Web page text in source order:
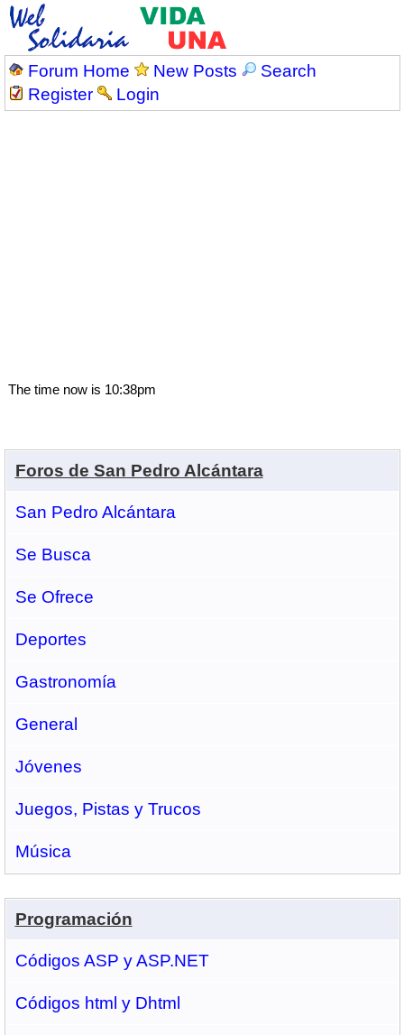
Forum Home New Posts
Search
Register
Login
The time now is 10:38pm
Foros de San Pedro Alcántara
San Pedro Alcántara
Se Busca
Se Ofrece
Deportes
Gastronomí­a
General
Jóvenes
Juegos, Pistas y Trucos
Música
Programación
Códigos ASP y ASP.NET
Códigos html y Dhtml